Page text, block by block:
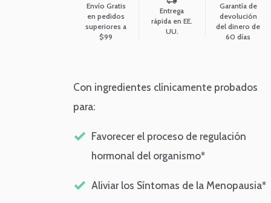
Envío Gratis
en pedidos
superiores a
$99
Entrega
rápida en EE.
UU.
Garantía de
devolución
del dinero de
60 días
Con ingredientes clínicamente probados
para:
Favorecer el proceso de regulación
hormonal del organismo*
Aliviar los Síntomas de la Menopausia*